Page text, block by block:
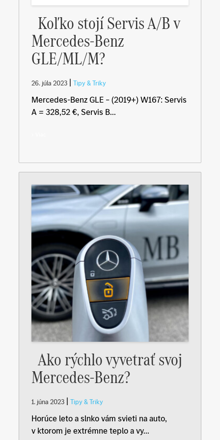
Koľko stojí Servis A/B v
Mercedes-Benz
GLE/ML/M?
26. júla 2023 | Tipy & Triky
Mercedes-Benz GLE – (2019+) W167: Servis
A = 328,52 €, Servis B...
Ako rýchlo vyvetrať svoj
Mercedes-Benz?
1. júna 2023 | Tipy & Triky
Horúce leto a slnko vám svieti na auto,
v ktorom je extrémne teplo a vy...